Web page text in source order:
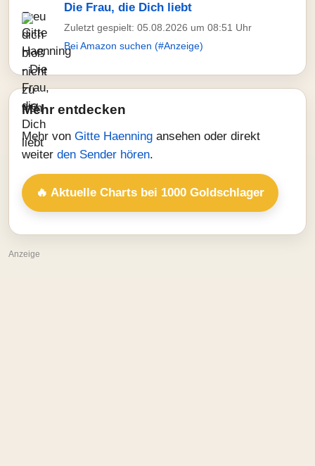
Die Frau, die Dich liebt
Zuletzt gespielt: 05.08.2026 um 08:51 Uhr
Bei Amazon suchen (#Anzeige)
Mehr entdecken
Mehr von Gitte Haenning ansehen oder direkt
weiter den Sender hören.
🔥 Aktuelle Charts bei 1000 Goldschlager
Anzeige